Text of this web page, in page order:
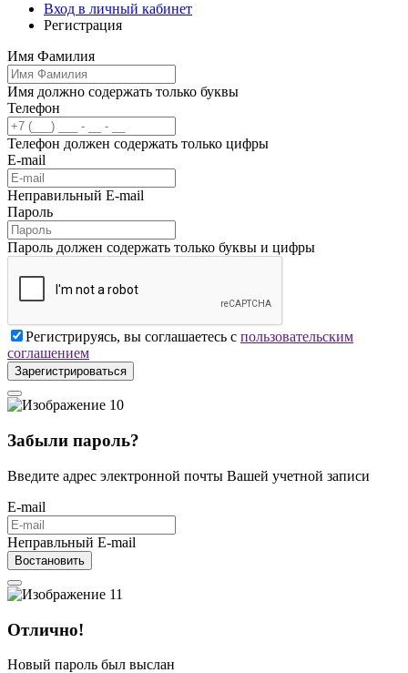
Вход в личный кабинет
Регистрация
Имя Фамилия
Имя должно содержать только буквы
Телефон
Телефон должен содержать только цифры
E-mail
Неправильный E-mail
Пароль
Пароль должен содержать только буквы и цифры
Регистрируясь, вы соглашаетесь с пользовательским
соглашением
Зарегистрироваться
Забыли пароль?
Введите адрес электронной почты Вашей учетной записи
E-mail
Неправльный E-mail
Востановить
Отлично!
Новый пароль был выслан